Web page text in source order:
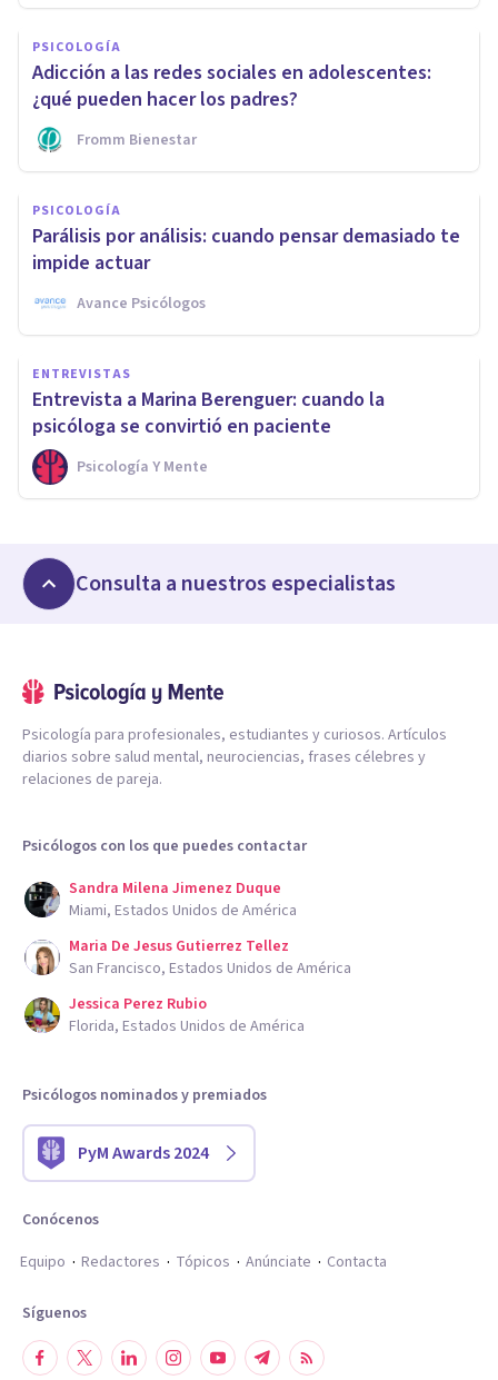
PSICOLOGÍA
Adicción a las redes sociales en adolescentes:
¿qué pueden hacer los padres?
Fromm Bienestar
PSICOLOGÍA
Parálisis por análisis: cuando pensar demasiado te
impide actuar
Avance Psicólogos
ENTREVISTAS
Entrevista a Marina Berenguer: cuando la
psicóloga se convirtió en paciente
Psicología Y Mente
Consulta a nuestros especialistas
Psicología para profesionales, estudiantes y curiosos. Artículos
diarios sobre salud mental, neurociencias, frases célebres y
relaciones de pareja.
Psicólogos con los que puedes contactar
Sandra Milena Jimenez Duque
Miami, Estados Unidos de América
Maria De Jesus Gutierrez Tellez
San Francisco, Estados Unidos de América
Jessica Perez Rubio
Florida, Estados Unidos de América
Psicólogos nominados y premiados
PyM Awards 2024
Conócenos
Equipo
Redactores Tópicos Anúnciate Contacta
Síguenos